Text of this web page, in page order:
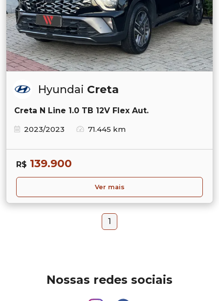
Hyundai Creta
Creta N Line 1.0 TB 12V Flex Aut.
2023/2023
71.445 km
R$ 139.900
Ver mais
1
Nossas redes sociais